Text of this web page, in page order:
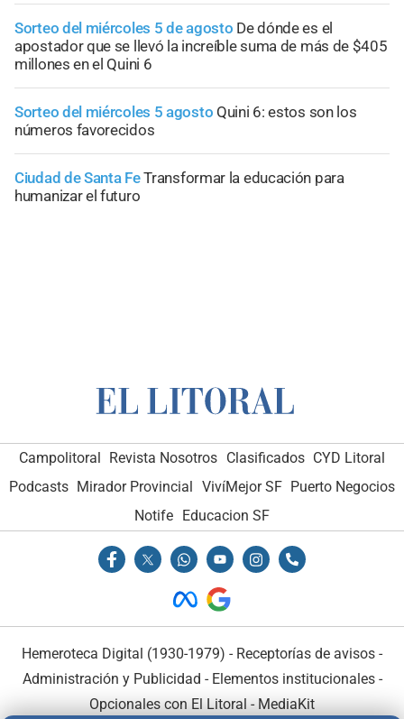
Sorteo del miércoles 5 de agosto De dónde es el
apostador que se llevó la increíble suma de más de $405
millones en el Quini 6
Sorteo del miércoles 5 agosto Quini 6: estos son los
números favorecidos
Ciudad de Santa FeTransformar la educación para
humanizar el futuro
Campolitoral Revista Nosotros Clasificados CYD Litoral
Podcasts Mirador Provincial VivíMejor SF Puerto Negocios
Notife Educacion SF
Hemeroteca Digital (1930-1979) - Receptorías de avisos -
Administración y Publicidad - Elementos institucionales-
Opcionales con El Litoral - MediaKit